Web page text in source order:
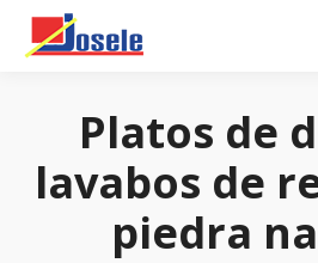
Platos de
lavabos de
piedra